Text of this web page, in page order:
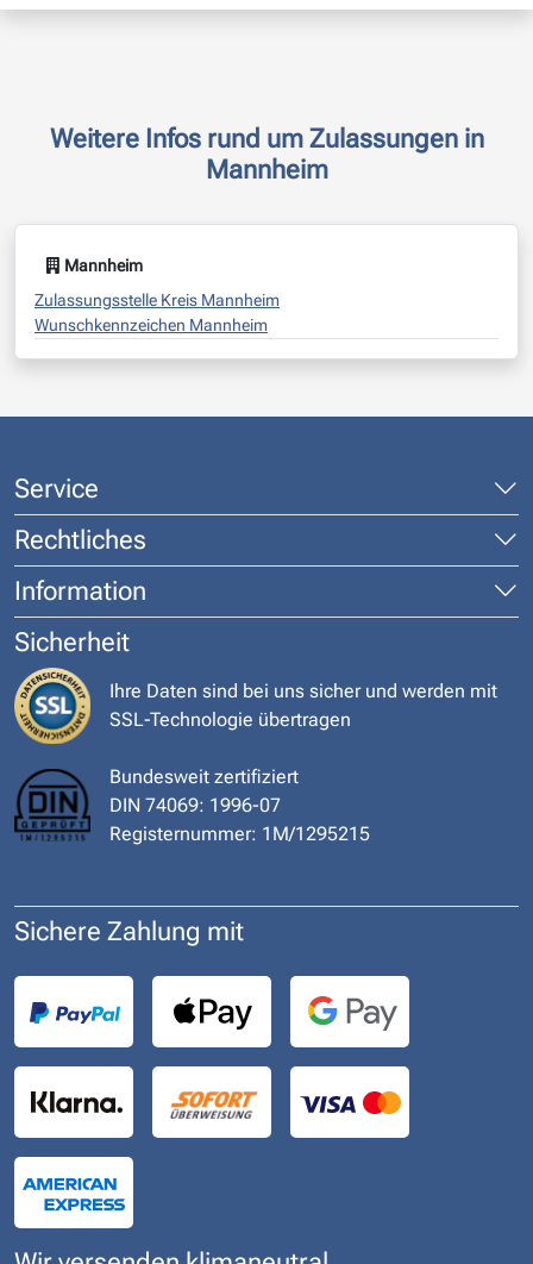
Weitere Infos rund um Zulassungen in
Mannheim
Mannheim
Zulassungsstelle Kreis Mannheim
Wunschkennzeichen Mannheim
Service
Rechtliches
Information
Sicherheit
Ihre Daten sind bei uns sicher und werden mit
SSL-Technologie übertragen
Bundesweit zertifiziert
DIN 74069: 1996-07
Registernummer: 1M/1295215
Sichere Zahlung mit